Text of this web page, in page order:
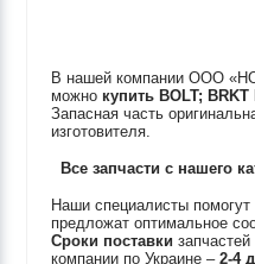
В нашей компании ООО
можно купить BOLT; BRKT
Запасная часть
изготовителя.
Все запчасти с нашего
Наши специалисты помогут
предложат оптимальное
Сроки поставки
компании по Украине –2-4